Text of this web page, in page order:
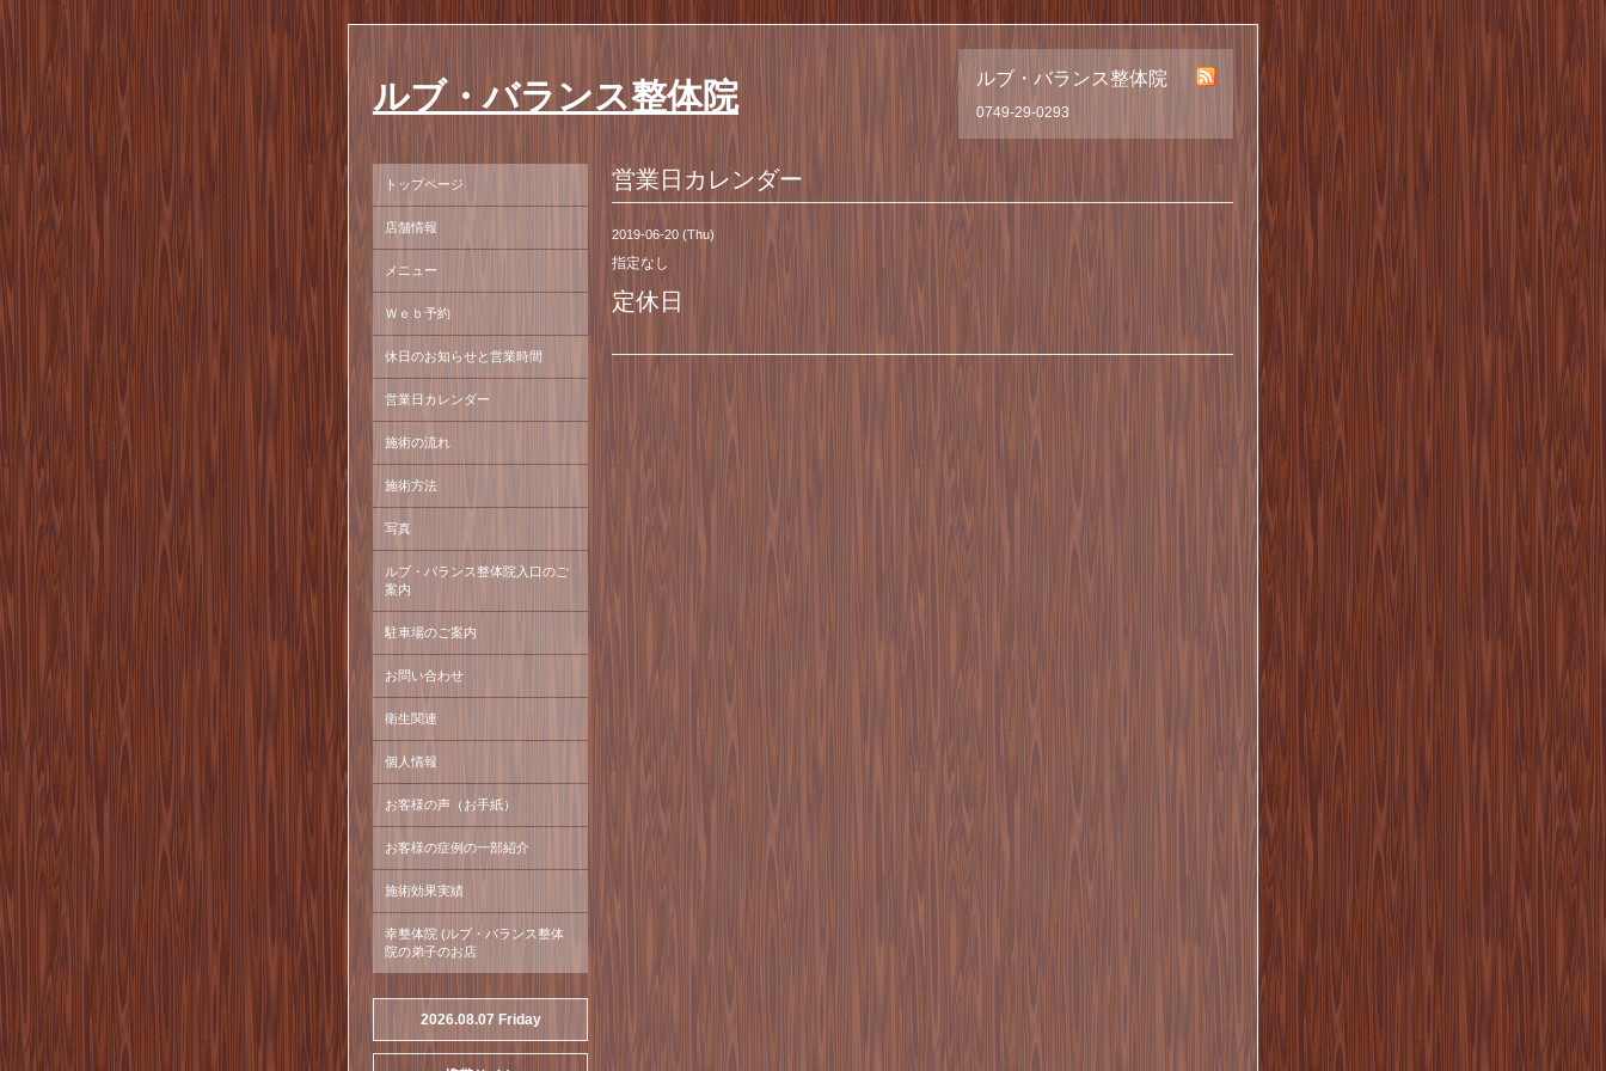
ルブ・バランス整体院
0749-29-0293
ルブ・バランス整体院
営業日カレンダー
2019-06-20 (Thu)
指定なし
定休日
トップページ
店舗情報
メニュー
Ｗｅｂ予約
休日のお知らせと営業時間
営業日カレンダー
施術の流れ
施術方法
写真
ルブ・バランス整体院入口のご
案内
駐車場のご案内
お問い合わせ
衛生関連
個人情報
お客様の声（お手紙）
お客様の症例の一部紹介
施術効果実績
幸整体院 (ルブ・バランス整体
院の弟子のお店
2026.08.07 Friday